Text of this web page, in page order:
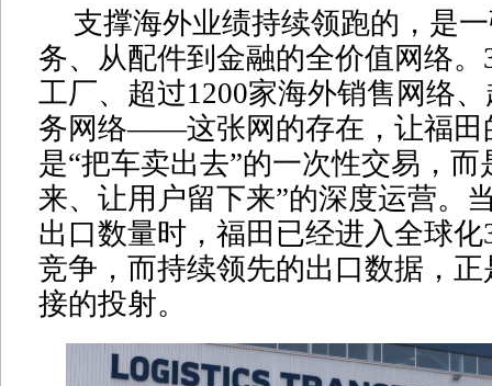
支撑海外业绩持续领跑的，是
务、从配件到金融的全价值网络
工厂、超过1200家海外销售网络
务网络——这张网的存在，让福田
是“把车卖出去”的一次性交易，而
来、让用户留下来”的深度运营。
出口数量时，福田已经进入全球化
竞争，而持续领先的出口数据，
接的投射。